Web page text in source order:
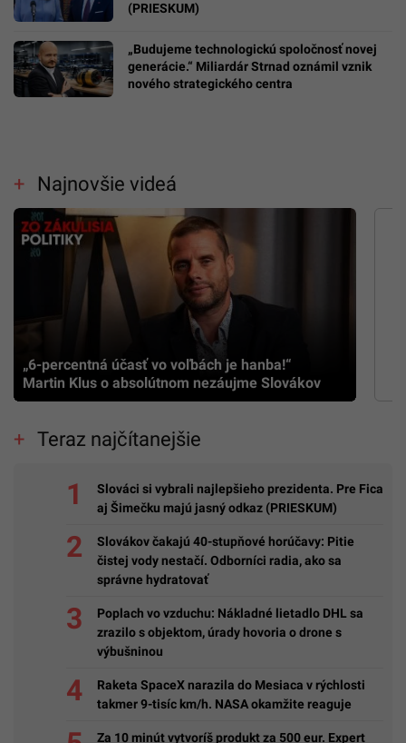
(PRIESKUM)
„Budujeme technologickú spoločnosť novej
generácie.“ Miliardár Strnad oznámil vznik
nového strategického centra
Najnovšie videá
„6-percentná účasť vo voľbách je hanba!“
Martin Klus o absolútnom nezáujme Slovákov
Teraz najčítanejšie
Slováci si vybrali najlepšieho prezidenta. Pre Fica
aj Šimečku majú jasný odkaz (PRIESKUM)
Slovákov čakajú 40-stupňové horúčavy: Pitie
čistej vody nestačí. Odborníci radia, ako sa
správne hydratovať
Poplach vo vzduchu: Nákladné lietadlo DHL sa
zrazilo s objektom, úrady hovoria o drone s
výbušninou
Raketa SpaceX narazila do Mesiaca v rýchlosti
takmer 9-tisíc km/h. NASA okamžite reaguje
Za 10 minút vytvoríš produkt za 500 eur. Expert